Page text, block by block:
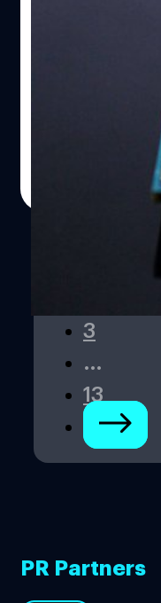
TSMC ผู้ผลิตชิปรา
การผลิตชิปเซมิคอน
| 469
3
…
13
PR Partners